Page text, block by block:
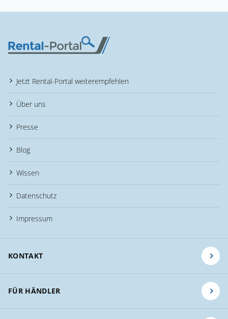
Jetzt Rental-Portal weiterempfehlen
Über uns
Presse
Blog
Wissen
Datenschutz
Impressum
KONTAKT
FÜR HÄNDLER